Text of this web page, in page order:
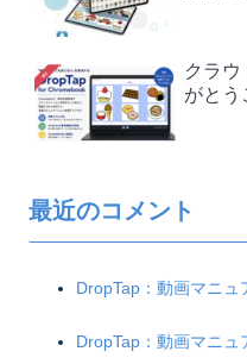
クラウ
がとう
最近のコメント
DropTap：動画マニュ
DropTap：動画マニュ